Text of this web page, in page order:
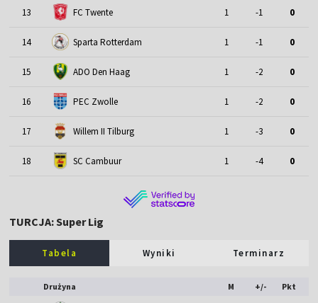
13 FC Twente 1 -1 0
14 Sparta Rotterdam 1 -1 0
15 ADO Den Haag 1 -2 0
16 PEC Zwolle 1 -2 0
17 Willem II Tilburg 1 -3 0
18 SC Cambuur 1 -4 0
TURCJA: Super Lig
Tabela Wyniki Terminarz
Drużyna M +/- Pkt